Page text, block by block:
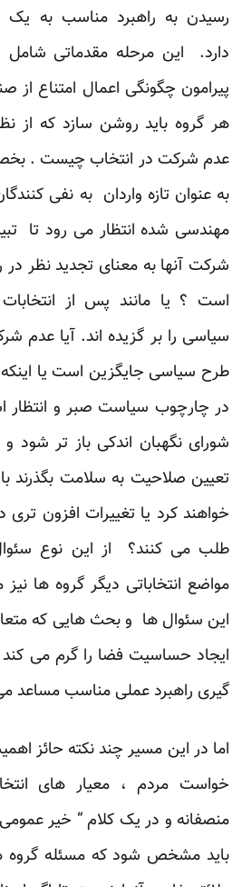
رسیدن به راهبرد مناسب به یک
دارد. این مرحله مقدماتی شامل
پیرامون چگونگی اعمال امتناع
هر گروه باید روشن سازد که از
عدم شرکت در انتخاب چیست .
به عنوان تازه واردان به نفی
مهندسی شده انتظار می رود تا
شرکت آنها به معنای تجدید نظر در
است ؟ یا مانند پس از
سیاسی را بر گزیده اند. آیا عدم
طرح سیاسی جایگزین است یا اینکه
در چارچوب سیاست صبر و انتظار
شورای نگهبان اندکی باز تر شود و
تعیین صلاحیت به سلامت بگذرند
خواهند کرد یا تغییرات افزون تری
طلب می کنند؟ از این نوع
مواضع انتخاباتی دیگر گروه ها
این سئوال ها و بحث هایی که
ایجاد حساسیت فضا را گرم می کند
گیری راهبرد عملی مناسب مساعد
اما در این مسیر چند نکته حائز
خواست مردم ، معیار های
منصفانه و در یک کلام “ خیر عمومی
باید مشخص شود که مسئله گروه